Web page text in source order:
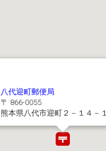
八代迎町郵便局
〒 866-0055
熊本県八代市迎町２－１４－１